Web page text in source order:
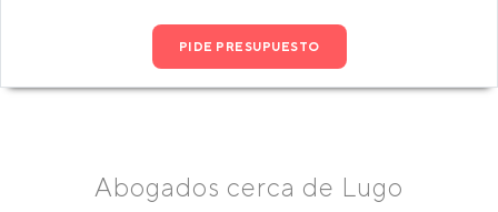
PIDE PRESUPUESTO
Abogados cerca de Lugo